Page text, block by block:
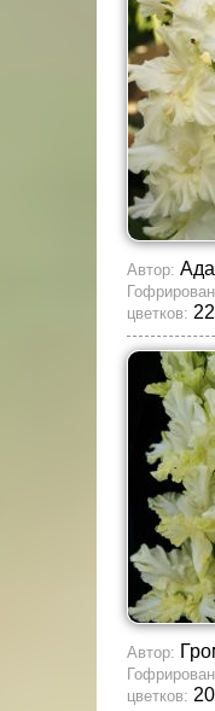
Автор:
цветков:
Автор:
цветков: